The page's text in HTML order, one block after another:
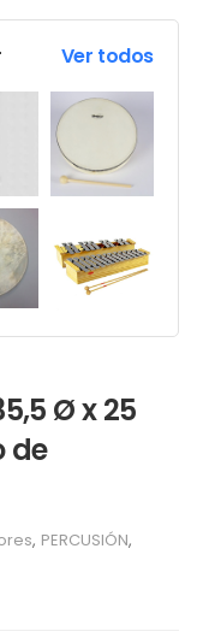
Ver todos
Ø x 25
de
, PERCUSIÓN,